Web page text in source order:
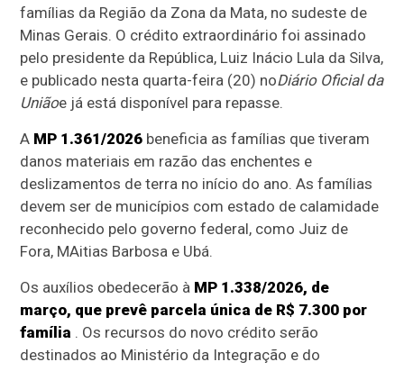
famílias da Região da Zona da Mata, no sudeste de
Minas Gerais. O crédito extraordinário foi assinado
pelo presidente da República, Luiz Inácio Lula da Silva,
e publicado nesta quarta-feira (20) noDiário Oficial da
Uniãoe já está disponível para repasse.
A MP 1.361/2026 beneficia as famílias que tiveram
danos materiais em razão das enchentes e
deslizamentos de terra no início do ano. As famílias
devem ser de municípios com estado de calamidade
reconhecido pelo governo federal, como Juiz de
Fora, MAitias Barbosa e Ubá.
Os auxílios obedecerão à MP 1.338/2026, de
março, que prevê parcela única de R$ 7.300 por
família . Os recursos do novo crédito serão
destinados ao Ministério da Integração e do